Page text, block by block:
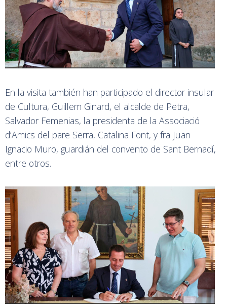
En la visita también han participado el director insular
de Cultura, Guillem Ginard, el alcalde de Petra,
Salvador Femenias, la presidenta de la Associació
d’Amics del pare Serra, Catalina Font, y fra Juan
Ignacio Muro, guardián del convento de Sant Bernadí,
entre otros.